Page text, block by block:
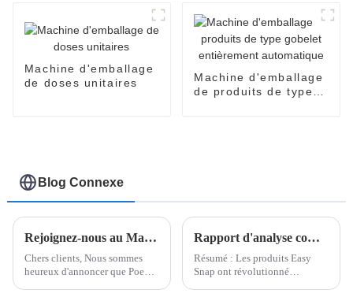
Machine d'emballage
de doses unitaires
Machine d'emballage
de produits de type
Blog Connexe
Rejoignez-nous au Malaysia International Trade & Exhibition Centre (MITEC) pour découvrir notre dernière technologie en matière de machines d'emballage
Chers clients, Nous sommes
heureux d'annoncer que Poemy
Rapport d'analyse complet sur les produits Easy Snap
Résumé : Les produits Easy
Snap ont révolutionné